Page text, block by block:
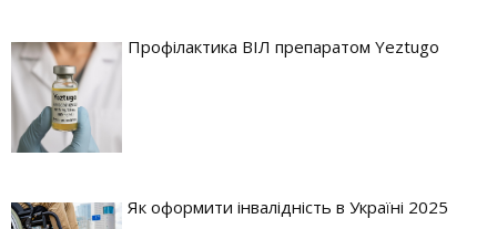
Профілактика ВІЛ препаратом Yeztugo
Як оформити інвалідність в Україні 2025